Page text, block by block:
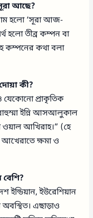
আছে?
হলো ‘সূরা আজ-
হলো তীব্র কম্পন বা
কম্পনের কথা বলা
কী?
যেকোনো প্রাকৃতিক
ইন্নি আসআলুকাল
আখিরাহ।” (হে
ক্ষমা ও
ইন্ডিয়ান, ইউরেশিয়ান
অবস্থিত। এছাড়াও